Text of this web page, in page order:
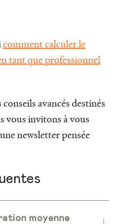
comment calculer le
tant que professionnel
avancés destinés
vous invitons à vous
newsletterpensée
moyenne